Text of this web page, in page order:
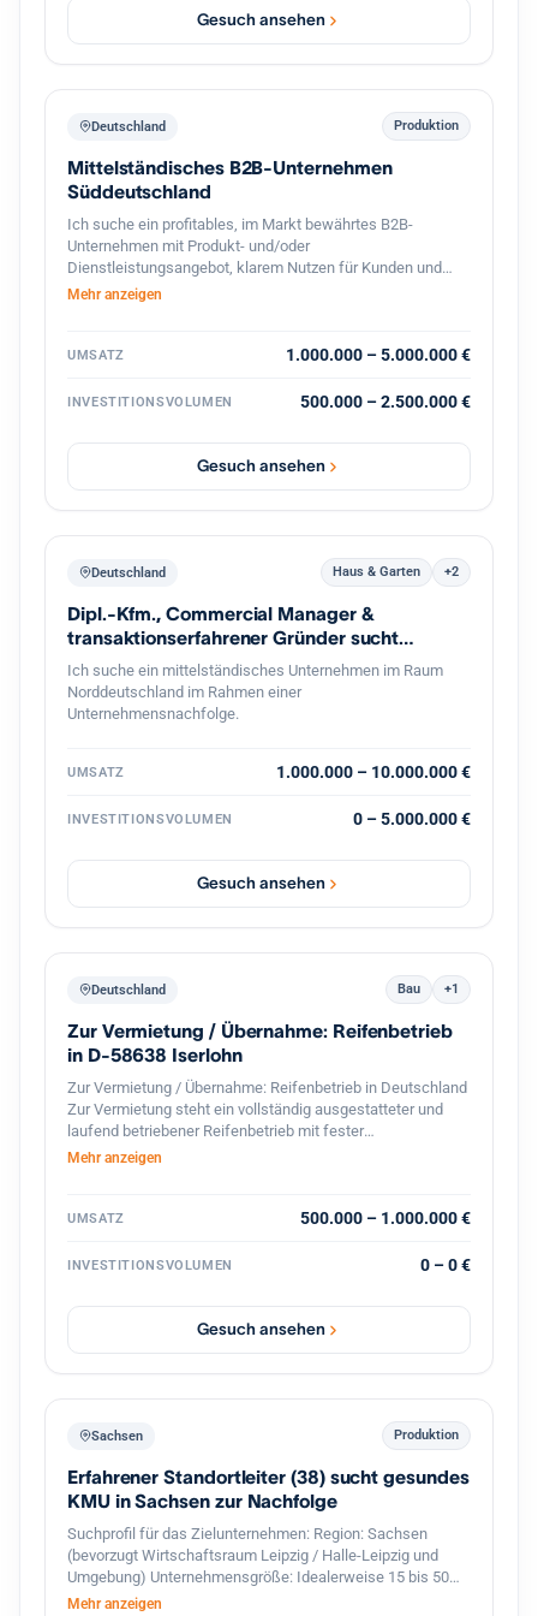
Gesuch ansehen
Deutschland Produktion
Mittelständisches B2B-Unternehmen
Süddeutschland
Ich suche ein profitables, im Markt bewährtes B2B-
Unternehmen mit Produkt- und/oder
Dienstleistungsangebot, klarem Nutzen für Kunden und
stabilen Geschäftsbeziehungen. Bevorzugt sind
eine überschaubare, gut führbare Unternehmensgröße.
Wachstumspotenzial, solider Ertragskraft und konservativ
Sanierungsfälle, reine Handels- oder Distributionsmodelle.
Mehr anzeigen
UMSATZ 1.000.000 – 5.000.000 €
INVESTITIONSVOLUMEN 500.000 – 2.500.000 €
Gesuch ansehen
Deutschland Haus & Garten +2
Dipl.-Kfm., Commercial Manager &
transaktionserfahrener Gründer sucht
Nachfolge
Ich suche ein mittelständisches Unternehmen im Raum
Norddeutschland im Rahmen einer
Unternehmensnachfolge.
UMSATZ 1.000.000 – 10.000.000 €
INVESTITIONSVOLUMEN 0 – 5.000.000 €
Gesuch ansehen
Deutschland Bau +1
Zur Vermietung / Übernahme: Reifenbetrieb
in D-58638 Iserlohn
Zur Vermietung / Übernahme: Reifenbetrieb in Deutschland
Zur Vermietung steht ein vollständig ausgestatteter und
laufend betriebener Reifenbetrieb mit fester
Kundenstruktur und etabliertem Geschäftsbetrieb. Der
ist komplett ausgestattet und sofort betriebsbereit.
Reifenmontage und Service aller Fahrzeugtypen(LKWs
auch Lkw problemlos einfahren können Hebebühnen und
professionelles Equipment für Fahrzeuge Bestehender
Kundenstamm und laufender Geschäftsbetrieb Gute Lage
sowie Zugang zum bestehenden Kundenstamm angeboten,
um einen reibungslosen Übergang und stabile Umsätze
sicherzustellen. Der Betrieb eignet sich ideal für Fachkräfte
oder Unternehmer im Reifen- und Kfz-Servicebereich, die
Mehr anzeigen
UMSATZ 500.000 – 1.000.000 €
INVESTITIONSVOLUMEN 0 – 0 €
Gesuch ansehen
Sachsen Produktion
Erfahrener Standortleiter (38) sucht gesundes
KMU in Sachsen zur Nachfolge
Suchprofil für das Zielunternehmen: Region: Sachsen
(bevorzugt Wirtschaftsraum Leipzig / Halle-Leipzig und
Umgebung) Unternehmensgröße: Idealerweise 15 bis 50
Mitarbeiter mit einer funktionierenden zweiten
Mehr anzeigen